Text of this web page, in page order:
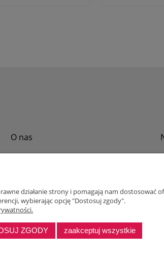
O nas
Polityka prywatności
Program lojalnościowy dla firm
działanie strony i pomagają nam
wybierając opcję "Dostosuj zgody".
ZGODY zaakceptuj wszystkie